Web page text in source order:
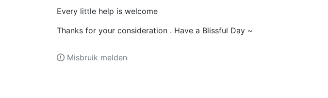
Every little help is welcome
Thanks for your consideration . Have a Blissful Day ~
Misbruik melden